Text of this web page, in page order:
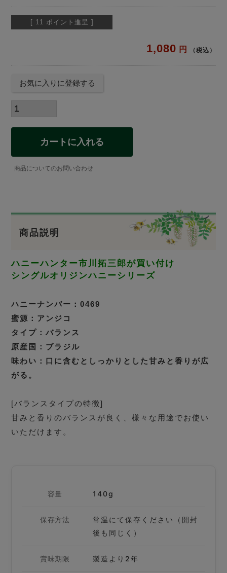
[ 11 ポイント進呈 ]
1,080 税込
お気に入りに登録する
カートに入れる
商品についてのお問い合わせ
商品説明
ハニーハンター市川拓三郎が買い付け
シングルオリジンハニーシリーズ
ハニーナンバー：0469
蜜源：アンジコ
タイプ：バランス
原産国：ブラジル
味わい：口に含むとしっかりとした甘みと香りが広
がる。
[バランスタイプの特徴]
甘みと香りのバランスが良く、様々な用途でお使い
いただけます。
容量 140g
保存方法
常温にて保存ください（開封
後も同じく）
賞味期限 製造より2年